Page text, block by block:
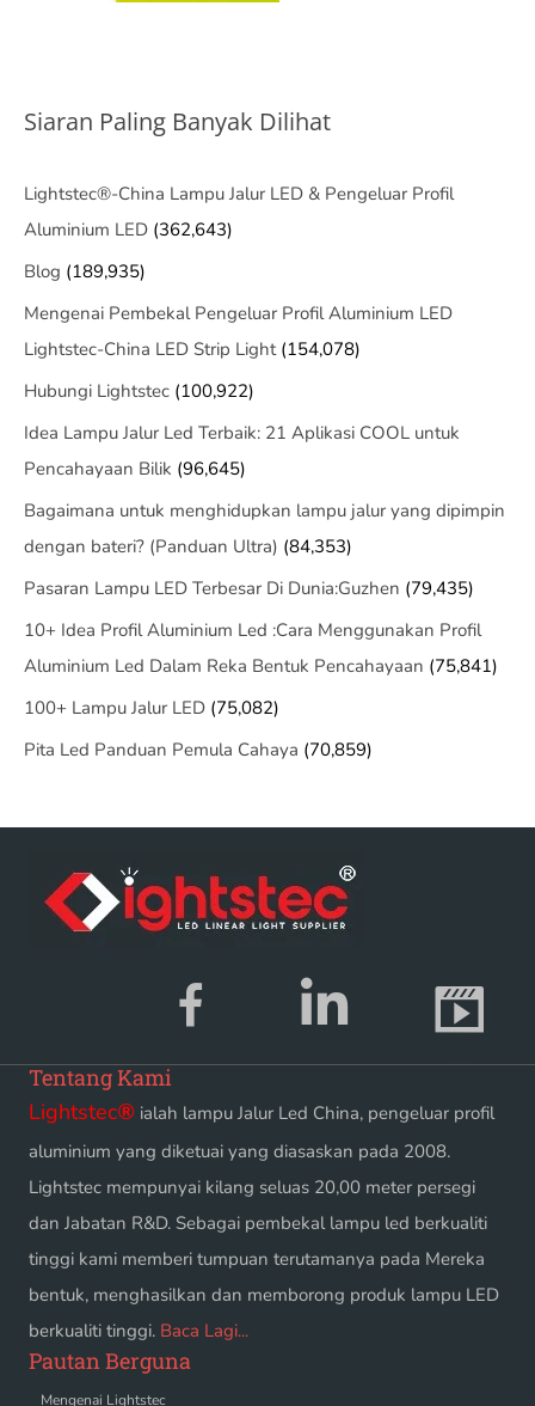
Siaran Paling Banyak Dilihat
Lightstec®-China Lampu Jalur LED & Pengeluar Profil
Aluminium LED (362,643)
Blog (189,935)
Mengenai Pembekal Pengeluar Profil Aluminium LED
Lightstec-China LED Strip Light (154,078)
Hubungi Lightstec (100,922)
Idea Lampu Jalur Led Terbaik: 21 Aplikasi COOL untuk
Pencahayaan Bilik (96,645)
Bagaimana untuk menghidupkan lampu jalur yang dipimpin
dengan bateri? (Panduan Ultra) (84,353)
Pasaran Lampu LED Terbesar Di Dunia:Guzhen (79,435)
10+ Idea Profil Aluminium Led :Cara Menggunakan Profil
Aluminium Led Dalam Reka Bentuk Pencahayaan (75,841)
100+ Lampu Jalur LED (75,082)
Pita Led Panduan Pemula Cahaya (70,859)
Tentang Kami
Lightstec® ialah lampu Jalur Led China, pengeluar profil
aluminium yang diketuai yang diasaskan pada 2008.
Lightstec mempunyai kilang seluas 20,00 meter persegi
dan Jabatan R&D. Sebagai pembekal lampu led berkualiti
tinggi kami memberi tumpuan terutamanya pada Mereka
bentuk, menghasilkan dan memborong produk lampu LED
berkualiti tinggi. Baca Lagi...
Pautan Berguna
Mengenai Lightstec